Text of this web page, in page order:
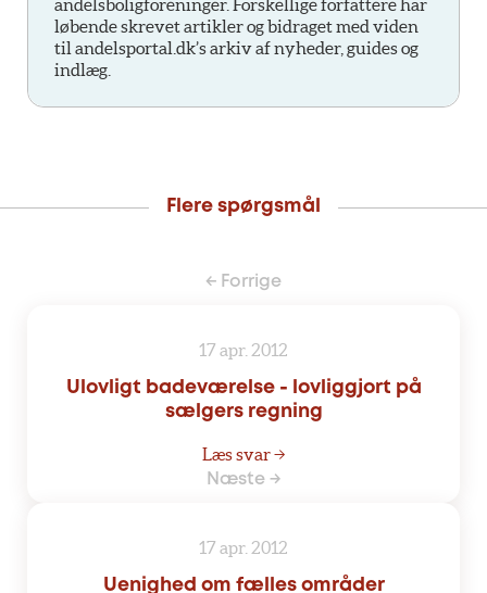
andelsboligforeninger. Forskellige forfattere har
løbende skrevet artikler og bidraget med viden
til andelsportal.dk’s arkiv af nyheder, guides og
indlæg.
Flere spørgsmål
← Forrige
17 apr. 2012
Ulovligt badeværelse - lovliggjort på
sælgers regning
Læs svar →
Næste →
17 apr. 2012
Uenighed om fælles områder